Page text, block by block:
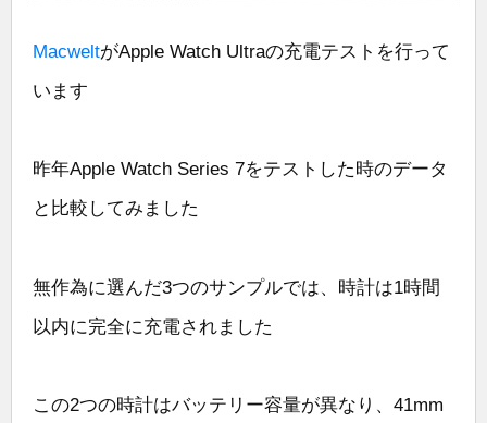
MacweltがApple Watch Ultraの充電テストを行って
います
昨年Apple Watch Series 7をテストした時のデータ
と比較してみました
無作為に選んだ3つのサンプルでは、時計は1時間
以内に完全に充電されました
この2つの時計はバッテリー容量が異なり、41mm